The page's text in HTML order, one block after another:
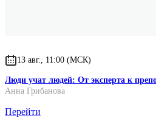
13 авг., 11:00 (МСК)
Люди учат людей: От эксперта к
Анна Грибанова
Перейти